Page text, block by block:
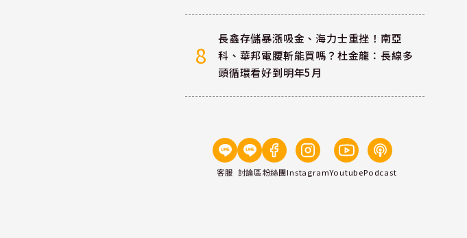
8
長鑫存儲暴漲吸金、海力士重挫！南亞
科、華邦電腰斬能買嗎？杜金龍：長線多
頭循環看好到明年5月
客服 討論區粉絲團InstagramYoutubePodcast